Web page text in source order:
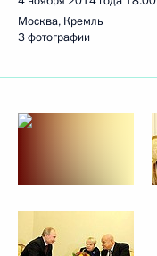
Москва, Кремль
3 фотографии